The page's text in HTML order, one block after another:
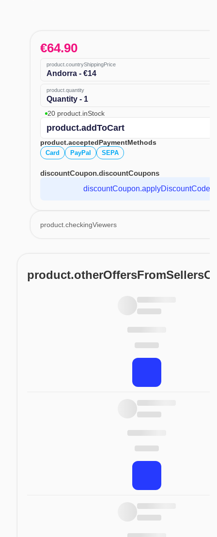
€64.90
product.countryShippingPrice
Andorra - €14
product.quantity
Quantity - 1
20 product.inStock
product.addToCart
product.acceptedPaymentMethods
Card PayPal SEPA
discountCoupon.discountCoupons
discountCoupon.applyDiscountCode
product.checkingViewers